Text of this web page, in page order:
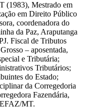
(1983), Mestrado em
em Direito Público
coordenadora do
da Paz, Araputanga
Fiscal de Tributos
– aposentada,
e Tributária;
Tributários;
do Estado;
da Corregedoria
Fazendária,
MT.